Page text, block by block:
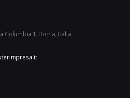
Columbia 1, Roma, Italia